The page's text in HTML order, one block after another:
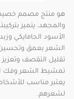
هو منتج مصمم
والمجهد، يتميز
الأسود الجامايكي
الشعر بعمق وتحسين
تقليل التقصف
تمشيط الشعر وفك
يعتبر مناسب
لشعرهم.